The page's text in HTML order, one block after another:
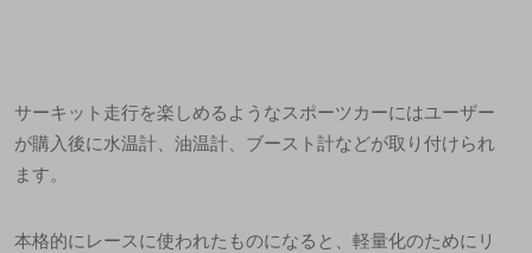
サーキット走行を楽しめるようなスポーツカーにはユーザー
が購入後に水温計、油温計、ブースト計などが取り付けられ
ます。
本格的にレースに使われたものになると、軽量化のためにリ